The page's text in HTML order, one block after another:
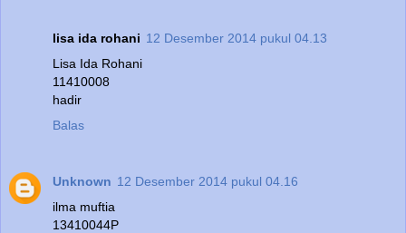
lisa ida rohani 12 Desember 2014 pukul 04.13
Lisa Ida Rohani
11410008
hadir
Balas
Unknown 12 Desember 2014 pukul 04.16
ilma muftia
13410044P